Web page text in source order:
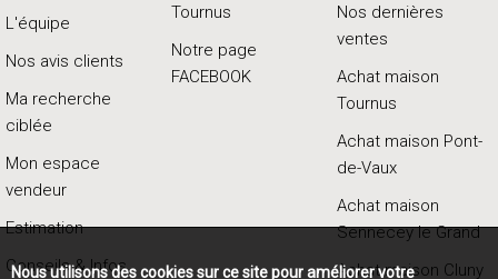
L'équipe
Nos avis clients
Ma recherche
ciblée
Mon espace
vendeur
Estimation
Conseils & Infos
Tournus
Notre page
FACEBOOK
Nos dernières
ventes
Achat maison
Tournus
Achat maison Pont-
de-Vaux
Achat maison
Sennecey le Grand
Achat maison Cluny
Nous utilisons des cookies sur ce site pour améliorer votre